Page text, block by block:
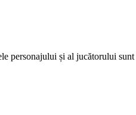
personajului și al jucătorului